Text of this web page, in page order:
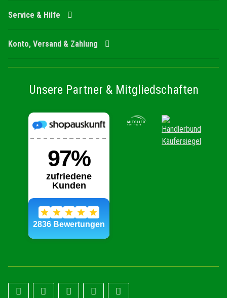
Service & Hilfe
Konto, Versand & Zahlung
Unsere Partner & Mitgliedschaften